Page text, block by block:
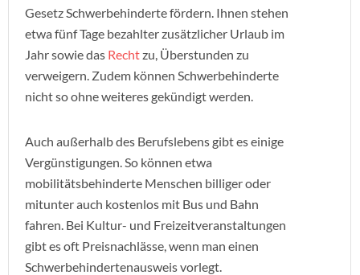
Gesetz Schwerbehinderte fördern. Ihnen stehen
etwa fünf Tage bezahlter zusätzlicher Urlaub im
Jahr sowie das Rechtzu, Überstunden zu
verweigern. Zudem können Schwerbehinderte
nicht so ohne weiteres gekündigt werden.
Auch außerhalb des Berufslebens gibt es einige
Vergünstigungen. So können etwa
mobilitätsbehinderte Menschen billiger oder
mitunter auch kostenlos mit Bus und Bahn
fahren. Bei Kultur- und Freizeitveranstaltungen
gibt es oft Preisnachlässe, wenn man einen
Schwerbehindertenausweis vorlegt.